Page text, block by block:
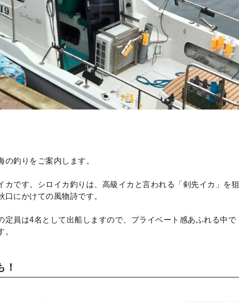
釣りをご案内します。
カです。シロイカ釣りは、高級イカと言われる「剣先イカ」を狙
口にかけての風物詩です。
定員は4名として出船しますので、プライベート感あふれる中で
！